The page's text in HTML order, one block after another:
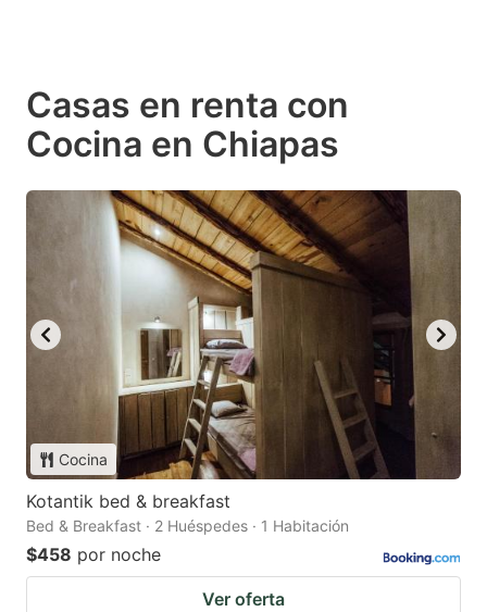
Casas en renta con
Cocina en Chiapas
Cocina
Kotantik bed & breakfast
Bed & Breakfast · 2 Huéspedes · 1 Habitación
$458 por noche
Ver oferta